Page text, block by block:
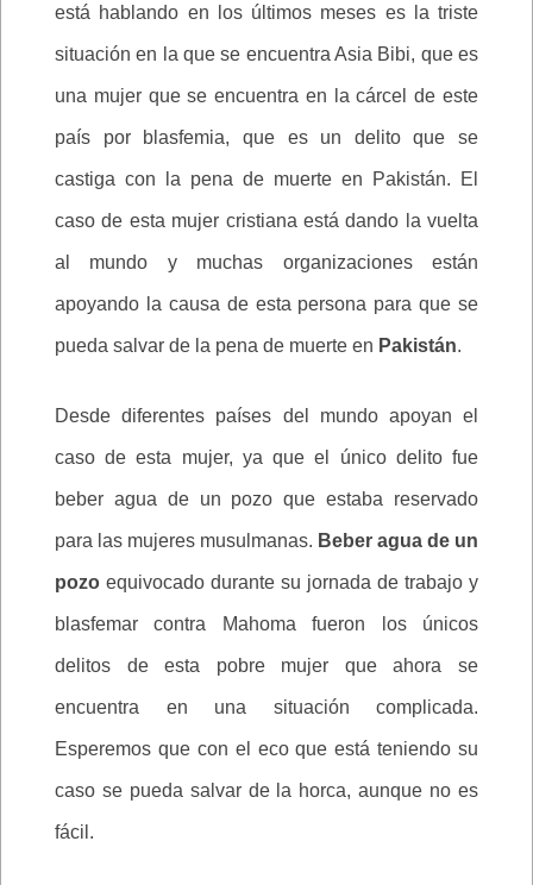
está hablando en los últimos meses es la triste
situación en la que se encuentra Asia Bibi, que es
una mujer que se encuentra en la cárcel de este
país por blasfemia, que es un delito que se
castiga con la pena de muerte en Pakistán. El
caso de esta mujer cristiana está dando la vuelta
al mundo y muchas organizaciones están
apoyando la causa de esta persona para que se
pueda salvar de la pena de muerte en Pakistán.
Desde diferentes países del mundo apoyan el
caso de esta mujer, ya que el único delito fue
beber agua de un pozo que estaba reservado
para las mujeres musulmanas. Beber agua de un
pozo equivocado durante su jornada de trabajo y
blasfemar contra Mahoma fueron los únicos
delitos de esta pobre mujer que ahora se
encuentra en una situación complicada.
Esperemos que con el eco que está teniendo su
caso se pueda salvar de la horca, aunque no es
fácil.